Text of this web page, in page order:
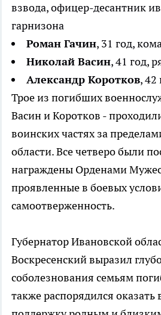
взвода, офицер-десантник
гарнизона
Роман Гачин, 31 год,
Николай Васин, 41 год,
Александр Коротков, 42
Трое из погибших
Васин и Коротков -
воинских частях за
области. Все четверо были
награждены Орденами
проявленные в боевых
самоотверженность.
Губернатор Ивановской
Воскресенский выразил
соболезнования семьям
также распорядился